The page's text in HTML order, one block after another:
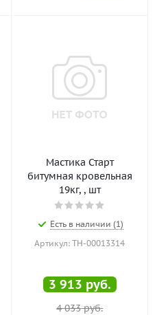
Мастика Старт
битумная кровельная
19кг, , шт
Есть в наличии (1)
Артикул: ТН-00013314
3 913 руб.
4 033руб.